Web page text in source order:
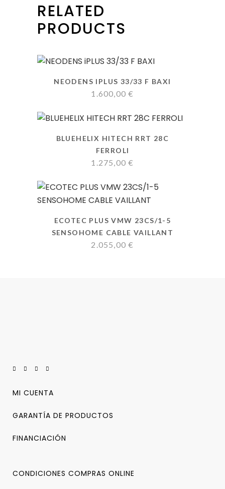
RELATED
PRODUCTS
NEODENS IPLUS 33/33 F BAXI
1.600,00€
BLUEHELIX HITECH RRT 28C
FERROLI
1.275,00€
ECOTEC PLUS VMW 23CS/1-5
SENSOHOME CABLE VAILLANT
2.055,00€
MI CUENTA
GARANTÍA DE PRODUCTOS
FINANCIACIÓN
CONDICIONES COMPRAS ONLINE